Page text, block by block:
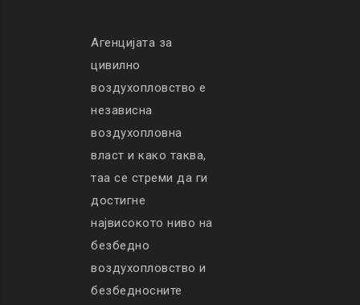
Агенцијата за
цивилно
воздухопловство е
независна
воздухопловна
власт и како таква,
таа се стреми да ги
достигне
највисокото ниво на
безбедно
воздухопловство и
безбедносните